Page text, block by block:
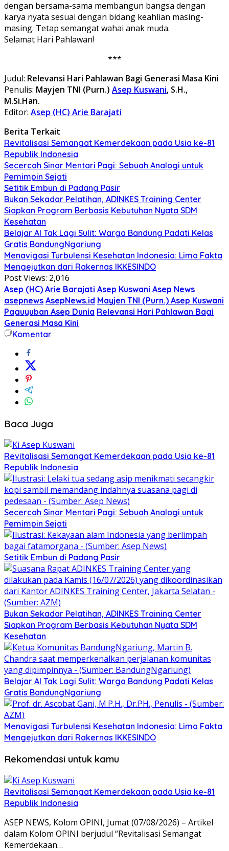
dengan bersama-sama membangun bangsa dengan
karya nyata sesuai dengan bidang keahlian masing-
masing. Tetap semangat wahai anak muda.
Selamat Hari Pahlawan!
***
Judul: Relevansi Hari Pahlawan Bagi Generasi Masa Kini
Penulis: Mayjen TNI (Purn.) Asep Kuswani, S.H.,
M.Si.Han.
Editor: Asep (HC) Arie Barajati
Berita Terkait
Revitalisasi Semangat Kemerdekaan pada Usia ke-81
Republik Indonesia
Secercah Sinar Mentari Pagi: Sebuah Analogi untuk
Pemimpin Sejati
Setitik Embun di Padang Pasir
Bukan Sekadar Pelatihan, ADINKES Training Center
Siapkan Program Berbasis Kebutuhan Nyata SDM
Kesehatan
Belajar AI Tak Lagi Sulit: Warga Bandung Padati Kelas
Gratis BandungNgariung
Menavigasi Turbulensi Kesehatan Indonesia: Lima Fakta
Mengejutkan dari Rakernas IKKESINDO
Post Views: 2,016
Asep (HC) Arie Barajati Asep Kuswani Asep News
asepnews AsepNews.id Mayjen TNI (Purn.) Asep Kuswani
Paguyuban Asep Dunia Relevansi Hari Pahlawan Bagi
Generasi Masa Kini
Komentar
Baca Juga
Revitalisasi Semangat Kemerdekaan pada Usia ke-81
Republik Indonesia
Secercah Sinar Mentari Pagi: Sebuah Analogi untuk
Pemimpin Sejati
Setitik Embun di Padang Pasir
Bukan Sekadar Pelatihan, ADINKES Training Center
Siapkan Program Berbasis Kebutuhan Nyata SDM
Kesehatan
Belajar AI Tak Lagi Sulit: Warga Bandung Padati Kelas
Gratis BandungNgariung
Menavigasi Turbulensi Kesehatan Indonesia: Lima Fakta
Mengejutkan dari Rakernas IKKESINDO
Rekomendasi untuk kamu
Revitalisasi Semangat Kemerdekaan pada Usia ke-81
Republik Indonesia
ASEP NEWS, Kolom OPINI, Jumat (07/08/2026) – Artikel
dalam Kolom OPINI berjudul “Revitalisasi Semangat
Kemerdekaan…